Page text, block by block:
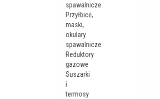
spawalnicze
Przyłbice,
maski,
okulary
spawalnicze
Reduktory
gazowe
Suszarki
i
termosy